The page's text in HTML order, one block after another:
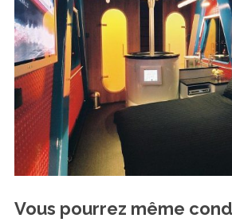
Vous pourrez même